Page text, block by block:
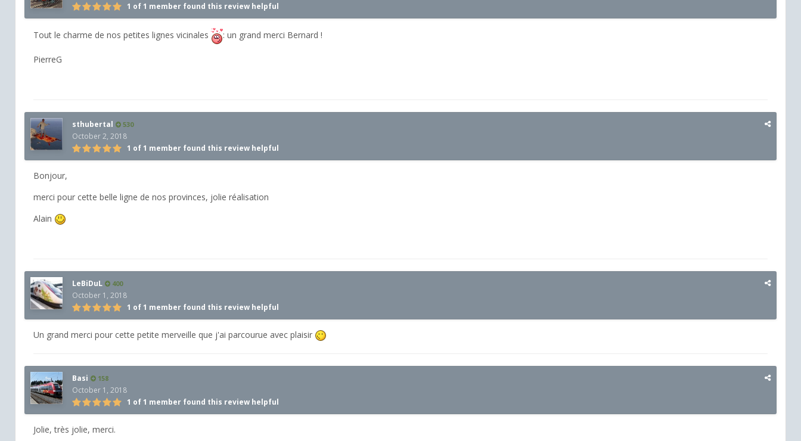
1 of 1 member found this review helpful
Tout le charme de nos petites lignes vicinales : un grand merci Bernard !
PierreG
sthubertal 530
October 2, 2018
1 of 1 member found this review helpful
Bonjour,
merci pour cette belle ligne de nos provinces, jolie réalisation
Alain
LeBiDuL 400
October 1, 2018
1 of 1 member found this review helpful
Un grand merci pour cette petite merveille que j'ai parcourue avec plaisir
Basi 158
October 1, 2018
1 of 1 member found this review helpful
Jolie, très jolie, merci.